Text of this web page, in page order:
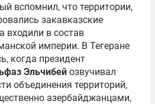
вспомнил, что территории,
закавказские
входили в состав
империи. В Тегеране
когда президент
Эльчибей озвучивал
объединения территорий,
азербайджанцами,